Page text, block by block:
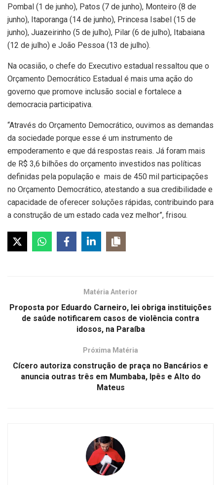
Pombal (1 de junho), Patos (7 de junho), Monteiro (8 de
junho), Itaporanga (14 de junho), Princesa Isabel (15 de
junho), Juazeirinho (5 de julho), Pilar (6 de julho), Itabaiana
(12 de julho) e João Pessoa (13 de julho).
Na ocasião, o chefe do Executivo estadual ressaltou que o
Orçamento Democrático Estadual é mais uma ação do
governo que promove inclusão social e fortalece a
democracia participativa.
“Através do Orçamento Democrático, ouvimos as demandas
da sociedade porque esse é um instrumento de
empoderamento e que dá respostas reais. Já foram mais
de R$ 3,6 bilhões do orçamento investidos nas políticas
definidas pela população e mais de 450 mil participações
no Orçamento Democrático, atestando a sua credibilidade e
capacidade de oferecer soluções rápidas, contribuindo para
a construção de um estado cada vez melhor”, frisou.
Matéria Anterior
Proposta por Eduardo Carneiro, lei obriga instituições
de saúde notificarem casos de violência contra
idosos, na Paraíba
Próxima Matéria
Cícero autoriza construção de praça no Bancários e
anuncia outras três em Mumbaba, Ipês e Alto do
Mateus